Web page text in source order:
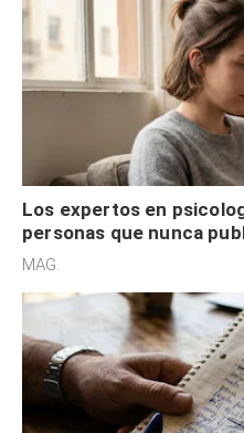
Los expertos en
personas que nunca
redes sociales no
MAG.